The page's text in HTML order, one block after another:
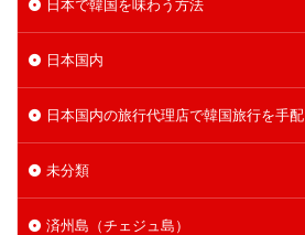
日本で韓国を味わう方法
日本国内
日本国内の旅行代理店で韓国旅行を手配
未分類
済州島（チェジュ島）